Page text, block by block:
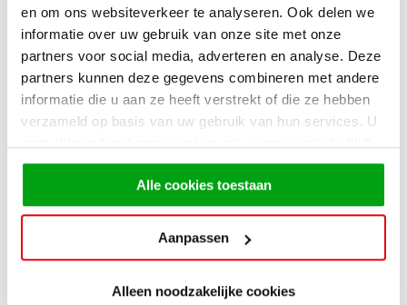
en om ons websiteverkeer te analyseren. Ook delen we
informatie over uw gebruik van onze site met onze
partners voor social media, adverteren en analyse. Deze
partners kunnen deze gegevens combineren met andere
informatie die u aan ze heeft verstrekt of die ze hebben
verzameld op basis van uw gebruik van hun services. U
gebruiken.
Alle cookies toestaan
Aanpassen
Alleen noodzakelijke cookies